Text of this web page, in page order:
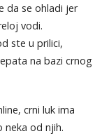
da se ohladi jer
vodi.
ste u prilici,
na bazi crnog
crni luk ima
neka od njih.